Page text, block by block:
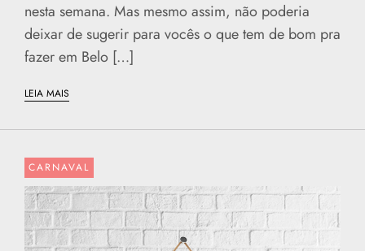
nesta semana. Mas mesmo assim, não poderia
deixar de sugerir para vocês o que tem de bom pra
fazer em Belo […]
LEIA MAIS
CARNAVAL